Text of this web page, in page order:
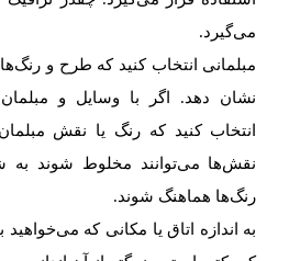
می‌گیرد.
مبلمانی انتخاب کنید که طرح و
نشان دهد. اگر با وسایل و
انتخاب کنید که رنگ یا نقش
نقش‌ها می‌توانند مخلوط شوند به
رنگ‌ها هماهنگ شوند.
به اندازه اتاق یا مکانی که